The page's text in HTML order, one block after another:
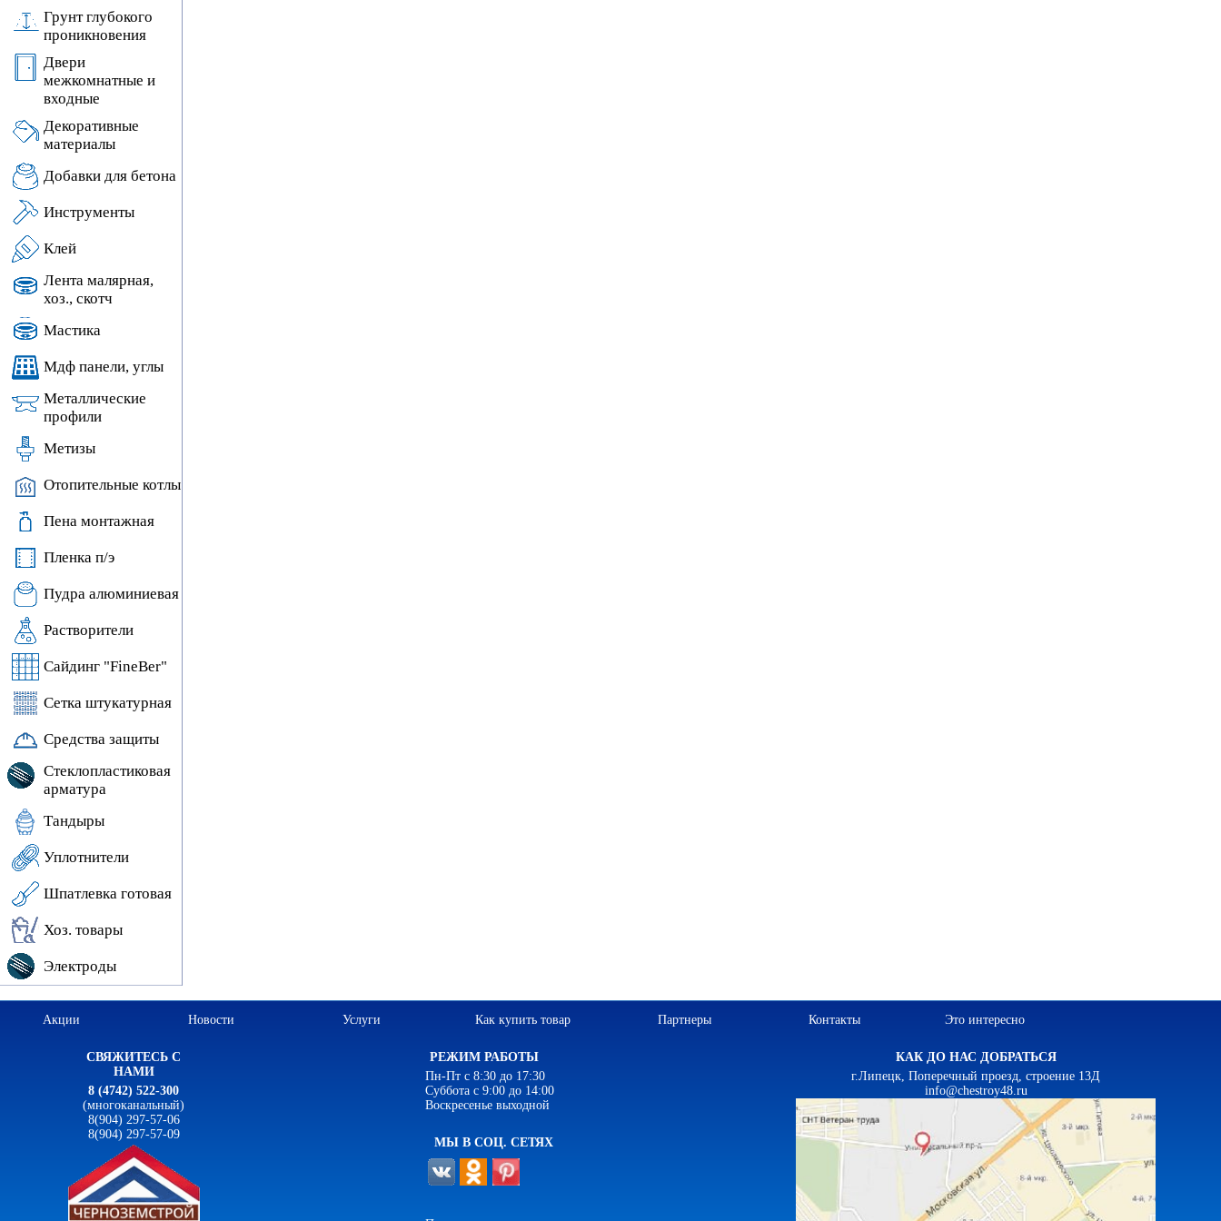
Грунт глубокого
проникновения
Двери
межкомнатные и
входные
Декоративные
материалы
Добавки для бетона
Инструменты
Клей
Лента малярная,
хоз., скотч
Мастика
Мдф панели, углы
Металлические
профили
Метизы
Отопительные котлы
Пена монтажная
Пленка п/э
Пудра алюминиевая
Растворители
Сайдинг "FineBer"
Сетка штукатурная
Средства защиты
Стеклопластиковая
арматура
Тандыры
Уплотнители
Шпатлевка готовая
Хоз. товары
Электроды
Акции Новости Услуги Как купить товар Партнеры Контакты Это интересно
СВЯЖИТЕСЬ С
НАМИ
8 (4742) 522-300
(многоканальный)
8(904) 297-57-06
8(904) 297-57-09
РЕЖИМ РАБОТЫ
Пн-Пт с 8:30 до 17:30
Суббота с 9:00 до 14:00
Воскресенье выходной
МЫ В СОЦ. СЕТЯХ
КАК ДО НАС ДОБРАТЬСЯ
г.Липецк, Поперечный проезд, строение 13Д
info@chestroy48.ru